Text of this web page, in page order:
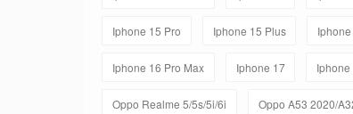
Iphone 15 Pro Iphone 15 Plus
Iphone 16 Pro Max Iphone 17 Iphone
Oppo Realme 5/5s/5i/6i Oppo A53 2020/